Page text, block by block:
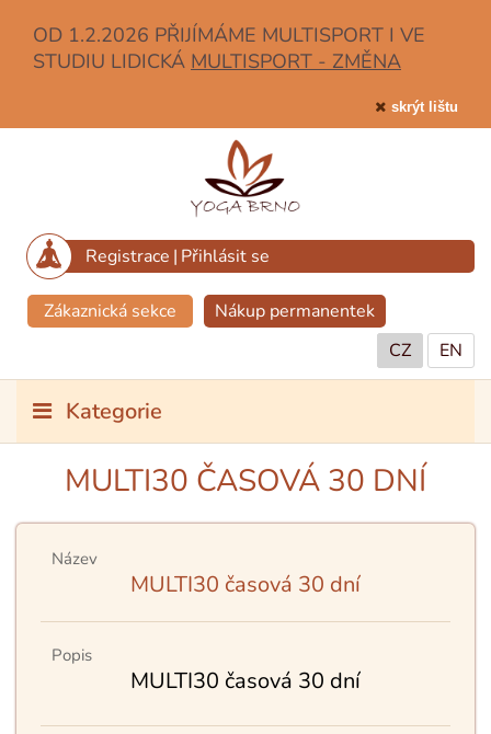
OD 1.2.2026 PŘIJÍMÁME MULTISPORT I VE
STUDIU LIDICKÁ MULTISPORT - ZMĚNA
skrýt lištu
Registrace | Přihlásit se
Zákaznická sekce
Nákup permanentek
CZ
EN
Kategorie
MULTI30 ČASOVÁ 30 DNÍ
Název
MULTI30 časová 30 dní
Popis
MULTI30 časová 30 dní